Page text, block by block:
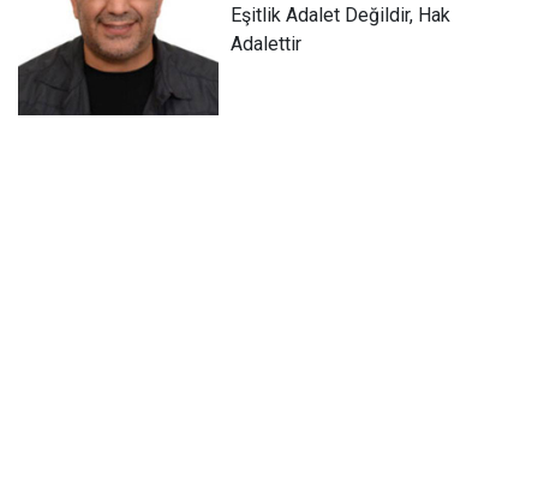
Eşitlik Adalet Değildir, Hak
Adalettir